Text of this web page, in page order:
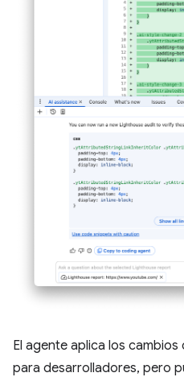
El agente aplica los
para desarrolladores, pero